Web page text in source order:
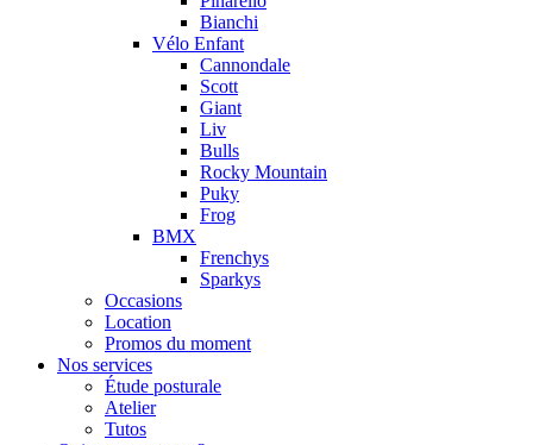
Bianchi
Vélo Enfant
Cannondale
Scott
Giant
Liv
Bulls
Rocky Mountain
Puky
Frog
BMX
Frenchys
Sparkys
Occasions
Location
Promos du moment
Nos services
Étude posturale
Atelier
Tutos